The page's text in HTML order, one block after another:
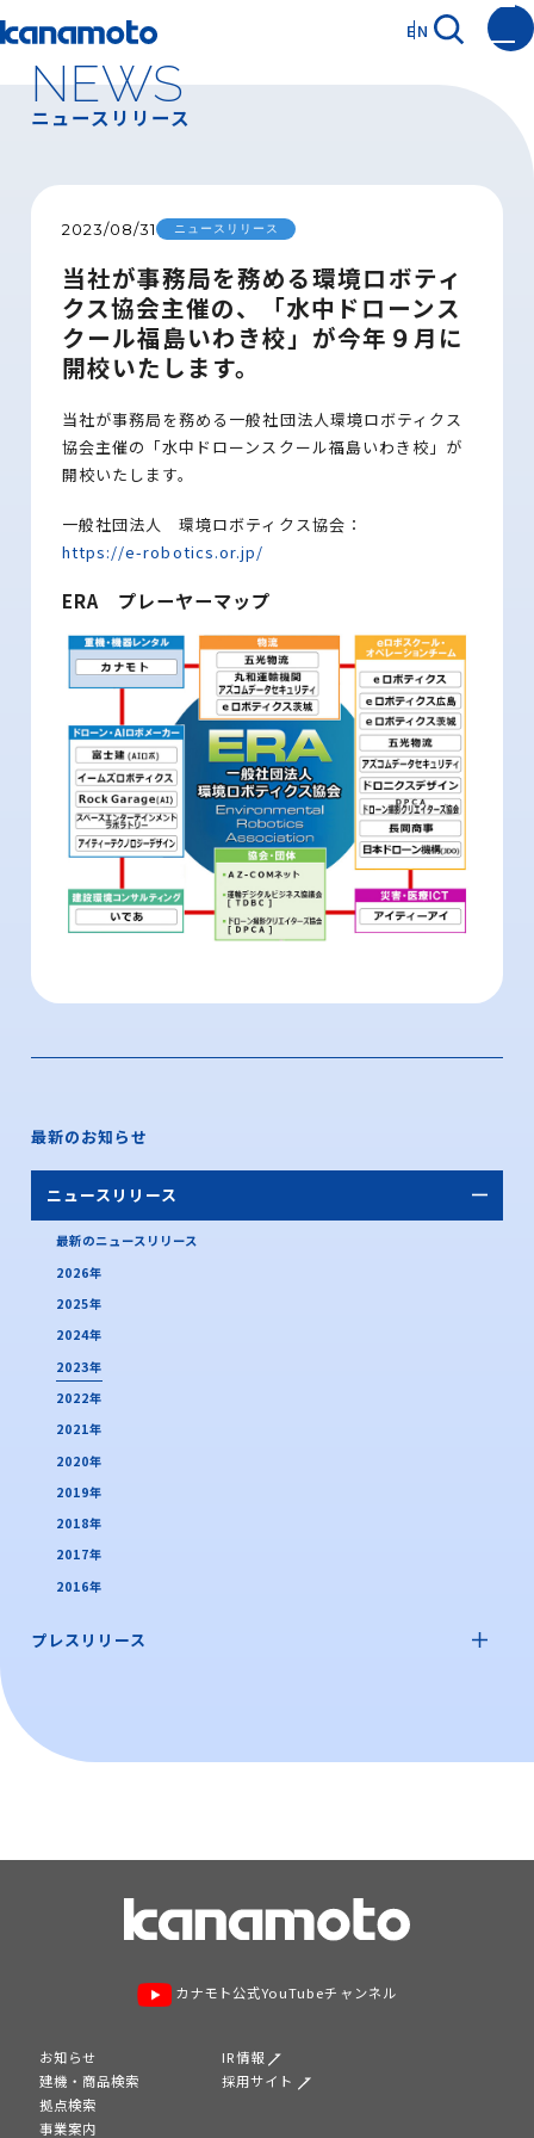
EN
NEWS
ニュースリリース
2023/08/31 ニュースリリース
当社が事務局を務める環境ロボティ
クス協会主催の、「水中ドローンス
クール福島いわき校」が今年９月に
開校いたします。
当社が事務局を務める一般社団法人環境ロボティクス
協会主催の「水中ドローンスクール福島いわき校」が
開校いたします。
一般社団法人 環境ロボティクス協会：
https://e-robotics.or.jp/
ERA プレーヤーマップ
最新のお知らせ
ニュースリリース
最新のニュースリリース
2026年
2025年
2024年
2023年
2022年
2021年
2020年
2019年
2018年
2017年
2016年
プレスリリース
カナモト公式YouTubeチャンネル
お知らせ
建機・商品検索
拠点検索
事業案内
IR情報
採用サイト